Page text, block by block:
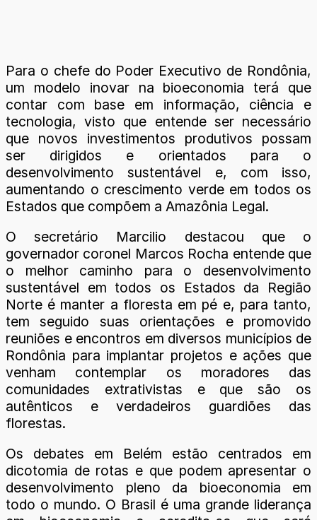
Para o chefe do Poder Executivo de Rondônia,
um modelo inovar na bioeconomia terá que
contar com base em informação, ciência e
tecnologia, visto que entende ser necessário
que novos investimentos produtivos possam
ser dirigidos e orientados para o
desenvolvimento sustentável e, com isso,
aumentando o crescimento verde em todos os
Estados que compõem a Amazônia Legal.
O secretário Marcilio destacou que o
governador coronel Marcos Rocha entende que
o melhor caminho para o desenvolvimento
sustentável em todos os Estados da Região
Norte é manter a floresta em pé e, para tanto,
tem seguido suas orientações e promovido
reuniões e encontros em diversos municípios de
Rondônia para implantar projetos e ações que
venham contemplar os moradores das
comunidades extrativistas e que são os
autênticos e verdadeiros guardiões das
florestas.
Os debates em Belém estão centrados em
dicotomia de rotas e que podem apresentar o
desenvolvimento pleno da bioeconomia em
todo o mundo. O Brasil é uma grande liderança